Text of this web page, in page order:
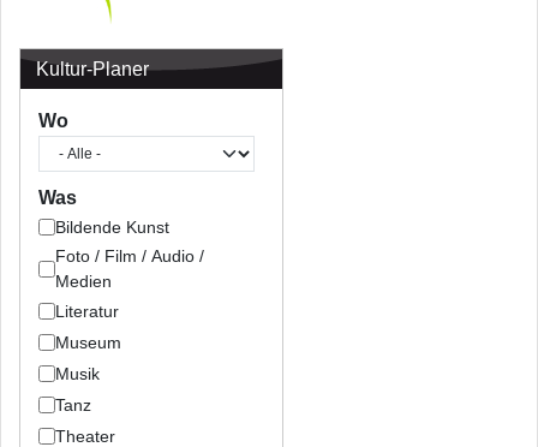
Kultur-Planer
Wo
Was
Bildende Kunst
Foto / Film / Audio /
Medien
Literatur
Museum
Musik
Tanz
Theater